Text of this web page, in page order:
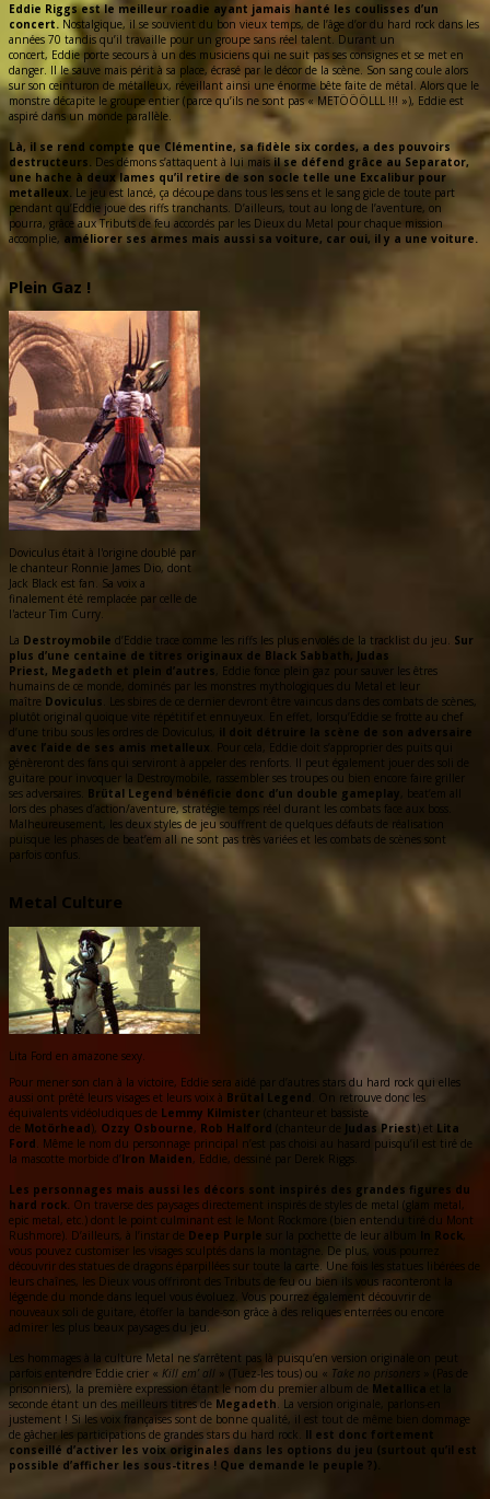
Eddie Riggs est le meilleur roadie ayant jamais hanté les coulisses d’un
concert. Nostalgique, il se souvient du bon vieux temps, de l’âge d’or du hard rock dans les
années 70 tandis qu’il travaille pour un groupe sans réel talent. Durant un
concert, Eddie porte secours à un des musiciens qui ne suit pas ses consignes et se met en
danger. Il le sauve mais périt à sa place, écrasé par le décor de la scène. Son sang coule alors
sur son ceinturon de métalleux, réveillant ainsi une énorme bête faite de métal. Alors que le
monstre décapite le groupe entier (parce qu’ils ne sont pas « METÖÖÖLLL !!! »), Eddie est
aspiré dans un monde parallèle.
Là, il se rend compte que Clémentine, sa fidèle six cordes, a des pouvoirs
destructeurs. Des démons s’attaquent à lui maisil se défend grâce au Separator,
une hache à deux lames qu’il retire de son socle telle une Excalibur pour
metalleux. Le jeu est lancé, ça découpe dans tous les sens et le sang gicle de toute part
pendant qu’Eddie joue des riffs tranchants. D’ailleurs, tout au long de l’aventure, on
pourra, grâce aux Tributs de feu accordés par les Dieux du Metal pour chaque mission
accomplie, améliorer ses armes mais aussi sa voiture, car oui, il y a une voiture.
Plein Gaz !
Doviculus était à l'origine doublé par
le chanteur Ronnie James Dio, dont
Jack Black est fan. Sa voix a
finalement été remplacée par celle de
l'acteur Tim Curry.
La Destroymobile d’Eddie trace comme les riffs les plus envolés de la tracklist du jeu. Sur
plus d’une centaine de titres originaux de Black Sabbath, Judas
Priest, Megadeth et plein d’autres , Eddie fonce plein gaz pour sauver les êtres
humains de ce monde, dominés par les monstres mythologiques du Metal et leur
maître Doviculus . Les sbires de ce dernier devront être vaincus dans des combats de scènes,
plutôt original quoique vite répétitif et ennuyeux. En effet, lorsqu’Eddie se frotte au chef
d’une tribu sous les ordres de Doviculus, il doit détruire la scène de son adversaire
avec l’aide de ses amis metalleux . Pour cela, Eddie doit s’approprier des puits qui
génèreront des fans qui serviront à appeler des renforts. Il peut également jouer des soli de
guitare pour invoquer la Destroymobile, rassembler ses troupes ou bien encore faire griller
ses adversaires. Brütal Legend bénéficie donc d’un double gameplay , beat’em all
lors des phases d’action/aventure, stratégie temps réel durant les combats face aux boss.
Malheureusement, les deux styles de jeu souffrent de quelques défauts de réalisation
puisque les phases de beat’em all ne sont pas très variées et les combats de scènes sont
parfois confus.
Metal Culture
Lita Ford en amazone sexy.
Pour mener son clan à la victoire, Eddie sera aidé par d’autres stars du hard rock qui elles
aussi ont prêté leurs visages et leurs voix à Brütal Legend . On retrouve donc les
équivalents vidéoludiques de Lemmy Kilmister (chanteur et bassiste
de Motörhead), Ozzy Osbourne, Rob Halford (chanteur de Judas Priest) et Lita
Ford. Même le nom du personnage principal n’est pas choisi au hasard puisqu’il est tiré de
la mascotte morbide d’Iron Maiden, Eddie, dessiné par Derek Riggs.
Les personnages mais aussi les décors sont inspirés des grandes figures du
hard rock. On traverse des paysages directement inspirés de styles de metal (glam metal,
epic metal, etc.) dont le point culminant est le Mont Rockmore (bien entendu tiré du Mont
Rushmore). D’ailleurs, à l’instar de Deep Purple sur la pochette de leur album In Rock,
vous pouvez customiser les visages sculptés dans la montagne. De plus, vous pourrez
découvrir des statues de dragons éparpillées sur toute la carte. Une fois les statues libérées de
leurs chaînes, les Dieux vous offriront des Tributs de feu ou bien ils vous raconteront la
légende du monde dans lequel vous évoluez. Vous pourrez également découvrir de
nouveaux soli de guitare, étoffer la bande-son grâce à des reliques enterrées ou encore
admirer les plus beaux paysages du jeu.
Les hommages à la culture Metal ne s’arrêtent pas là puisqu’en version originale on peut
parfois entendre Eddie crier « Kill em’ all » (Tuez-les tous) ou « Take no prisoners
» (Pas de
prisonniers), la première expression étant le nom du premier album de Metallica
seconde étant un des meilleurs titres de Megadeth. La version originale, parlons-en
justement ! Si les voix françaises sont de bonne qualité, il est tout de même bien dommage
de gâcher les participations de grandes stars du hard rock. Il est donc fortement
conseillé d’activer les voix originales dans les options du jeu (surtout qu’il est
possible d’afficher les sous-titres ! Que demande le peuple ?).